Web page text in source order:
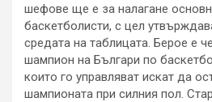
шефове ще е за налагане
баскетболисти, с цел
средата на таблицата. Берое е
шампион на Българи по
които го управляват искат да
шампионата при силния пол.